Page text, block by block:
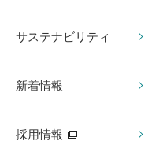
サステナビリティ
新着情報
採用情報